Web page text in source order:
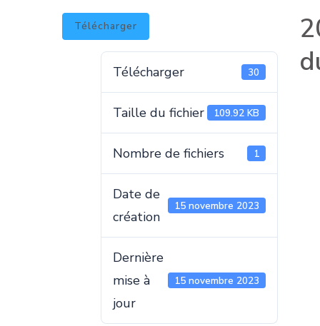
Télécharger
Télécharger 30
Taille du fichier 109.92 KB
Nombre de fichiers 1
Date de
création
15 novembre 2023
Dernière
mise à
jour
15 novembre 2023